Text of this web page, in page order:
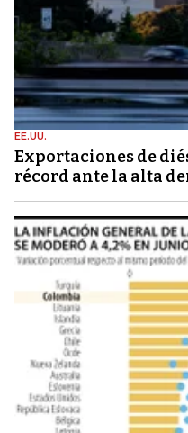
EE.UU.
Exportaciones de
récord ante la alta